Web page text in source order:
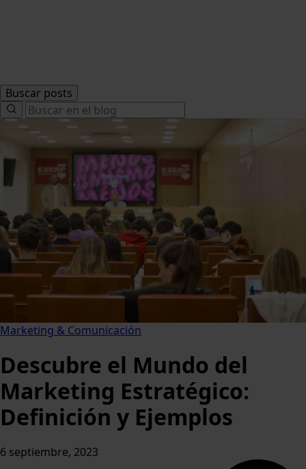
Buscar posts
Search
for:
Marketing & Comunicación
Descubre el Mundo del
Marketing Estratégico:
Definición y Ejemplos
6 septiembre, 2023